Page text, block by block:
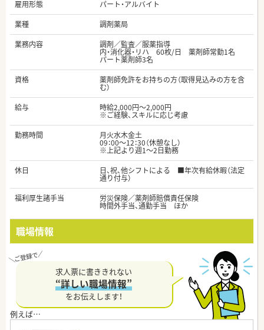
雇用形態
パート・アルバイト
業種
調剤薬局
業務内容
調剤／監査／服薬指導
内・消化器・リハ 60枚/日 薬剤師常勤1名
パート薬剤師3名
資格
薬剤師免許をお持ちの方（取得見込みの方を含
む）
給与
時給2,000円～2,000円
※ご経験、スキルに応じ考慮
勤務時間
月火水木金土
09：00～12：30（休憩なし）
※上記より週1～2日勤務
休日
日、祝、他シフトによる ■年次有給休暇（法定
通り付与）
福利厚生諸手当
労災保険／薬剤師賠償責任保険
時間外手当、通勤手当 ほか
職場情報
求人票に書ききれない
“詳しい職場情報”
をお伝えします！